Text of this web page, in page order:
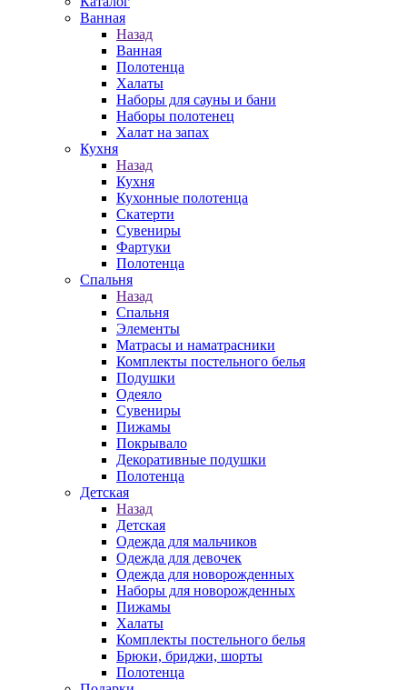
Ванная
Назад
Ванная
Полотенца
Халаты
Наборы для сауны и бани
Наборы полотенец
Халат на запах
Кухня
Назад
Кухня
Кухонные полотенца
Скатерти
Сувениры
Фартуки
Полотенца
Спальня
Назад
Спальня
Элементы
Матрасы и наматрасники
Комплекты постельного белья
Подушки
Одеяло
Сувениры
Пижамы
Покрывало
Декоративные подушки
Полотенца
Детская
Назад
Детская
Одежда для мальчиков
Одежда для девочек
Одежда для новорожденных
Наборы для новорожденных
Пижамы
Халаты
Комплекты постельного белья
Брюки, бриджи, шорты
Полотенца